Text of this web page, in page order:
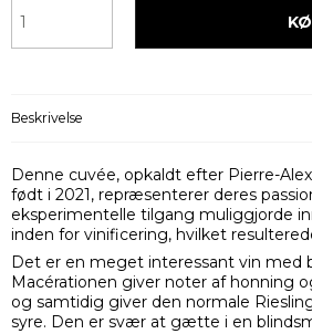
Beskrivelse
Denne cuvée, opkaldt efter Pierre-
født i 2021, repræsenterer deres
eksperimentelle tilgang muliggjorde
inden for vinificering, hvilket
Det er en meget interessant vin med
Macérationen giver noter af honning
og samtidig giver den normale
syre. Den er svær at gætte i en